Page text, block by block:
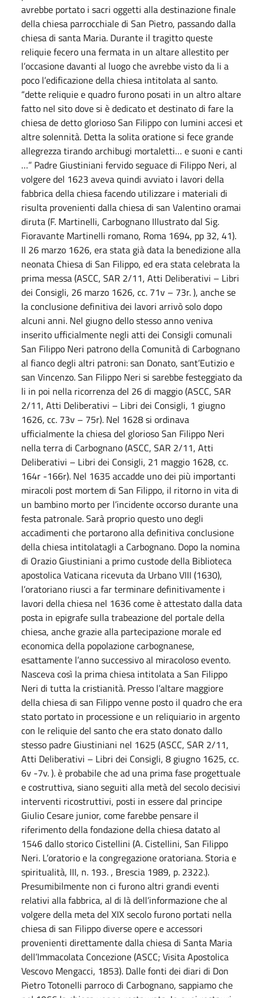
avrebbe portato i sacri oggetti alla destinazione finale
della chiesa parrocchiale di San Pietro, passando dalla
chiesa di santa Maria. Durante il tragitto queste
reliquie fecero una fermata in un altare allestito per
l’occasione davanti al luogo che avrebbe visto da li a
poco l’edificazione della chiesa intitolata al santo.
“dette reliquie e quadro furono posati in un altro altare
fatto nel sito dove si è dedicato et destinato di fare la
chiesa de detto glorioso San Filippo con lumini accesi et
altre solennità. Detta la solita oratione si fece grande
allegrezza tirando archibugi mortaletti… e suoni e canti
…” Padre Giustiniani fervido seguace di Filippo Neri, al
volgere del 1623 aveva quindi avviato i lavori della
fabbrica della chiesa facendo utilizzare i materiali di
risulta provenienti dalla chiesa di san Valentino oramai
diruta (F. Martinelli, Carbognano Illustrato dal Sig.
Fioravante Martinelli romano, Roma 1694, pp 32, 41).
Il 26 marzo 1626, era stata già data la benedizione alla
neonata Chiesa di San Filippo, ed era stata celebrata la
prima messa (ASCC, SAR 2/11, Atti Deliberativi – Libri
dei Consigli, 26 marzo 1626, cc. 71v – 73r. ), anche se
la conclusione definitiva dei lavori arrivò solo dopo
alcuni anni. Nel giugno dello stesso anno veniva
inserito ufficialmente negli atti dei Consigli comunali
San Filippo Neri patrono della Comunità di Carbognano
al fianco degli altri patroni: san Donato, sant’Eutizio e
san Vincenzo. San Filippo Neri si sarebbe festeggiato da
li in poi nella ricorrenza del 26 di maggio (ASCC, SAR
2/11, Atti Deliberativi – Libri dei Consigli, 1 giugno
1626, cc. 73v – 75r). Nel 1628 si ordinava
ufficialmente la chiesa del glorioso San Filippo Neri
nella terra di Carbognano (ASCC, SAR 2/11, Atti
Deliberativi – Libri dei Consigli, 21 maggio 1628, cc.
164r -166r). Nel 1635 accadde uno dei più importanti
miracoli post mortem di San Filippo, il ritorno in vita di
un bambino morto per l’incidente occorso durante una
festa patronale. Sarà proprio questo uno degli
accadimenti che portarono alla definitiva conclusione
della chiesa intitolatagli a Carbognano. Dopo la nomina
di Orazio Giustiniani a primo custode della Biblioteca
apostolica Vaticana ricevuta da Urbano VIII (1630),
l’oratoriano riusci a far terminare definitivamente i
lavori della chiesa nel 1636 come è attestato dalla data
posta in epigrafe sulla trabeazione del portale della
chiesa, anche grazie alla partecipazione morale ed
economica della popolazione carbognanese,
esattamente l’anno successivo al miracoloso evento.
Nasceva così la prima chiesa intitolata a San Filippo
Neri di tutta la cristianità. Presso l’altare maggiore
della chiesa di san Filippo venne posto il quadro che era
stato portato in processione e un reliquiario in argento
con le reliquie del santo che era stato donato dallo
stesso padre Giustiniani nel 1625 (ASCC, SAR 2/11,
Atti Deliberativi – Libri dei Consigli, 8 giugno 1625, cc.
6v -7v. ). è probabile che ad una prima fase progettuale
e costruttiva, siano seguiti alla metà del secolo decisivi
interventi ricostruttivi, posti in essere dal principe
Giulio Cesare junior, come farebbe pensare il
riferimento della fondazione della chiesa datato al
1546 dallo storico Cistellini (A. Cistellini, San Filippo
Neri. L’oratorio e la congregazione oratoriana. Storia e
spiritualità, III, n. 193. , Brescia 1989, p. 2322.).
Presumibilmente non ci furono altri grandi eventi
relativi alla fabbrica, al di là dell’informazione che al
volgere della meta del XIX secolo furono portati nella
chiesa di san Filippo diverse opere e accessori
provenienti direttamente dalla chiesa di Santa Maria
dell’Immacolata Concezione (ASCC; Visita Apostolica
Vescovo Mengacci, 1853). Dalle fonti dei diari di Don
Pietro Totonelli parroco di Carbognano, sappiamo che